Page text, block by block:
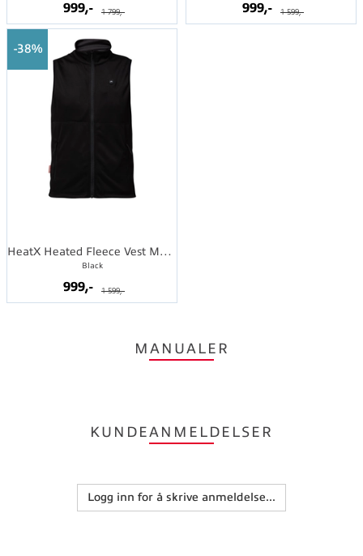
999,- 1 799,- 999,- 1 599,-
38%
HeatX Heated Fleece Vest Mens
Black
999,- 1 599,-
MANUALER
KUNDEANMELDELSER
Logg inn for å skrive anmeldelse...